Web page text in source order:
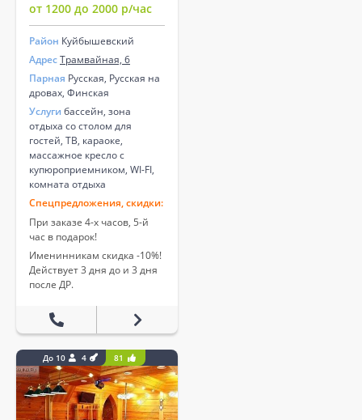
от 1200 до 2000 р/час
Район Куйбышевский
АдресТрамвайная, 6
Парная Русская, Русская на
дровах, Финская
Услуги бассейн, зона
отдыха со столом для
гостей, ТВ, караоке,
массажное кресло с
купюроприемником, WI-FI,
комната отдыха
Спецпредложения, скидки:
При заказе 4-х часов, 5-й
час в подарок!
Именинникам скидка -10%!
Действует 3 дня до и 3 дня
после ДР.
До 10 4 81